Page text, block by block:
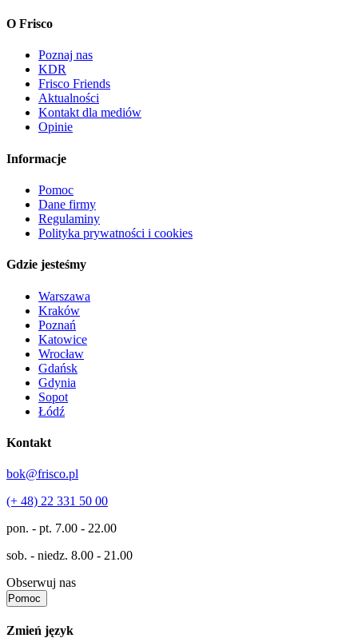
O Frisco
Poznaj nas
KDR
Frisco Friends
Aktualności
Kontakt dla mediów
Opinie
Informacje
Pomoc
Dane firmy
Regulaminy
Polityka prywatności i cookies
Gdzie jesteśmy
Warszawa
Kraków
Poznań
Katowice
Wrocław
Gdańsk
Gdynia
Sopot
Łódź
Kontakt
bok@frisco.pl
(+ 48) 22 331 50 00
pon. - pt. 7.00 - 22.00
sob. - niedz. 8.00 - 21.00
Obserwuj nas
Pomoc
Zmień język